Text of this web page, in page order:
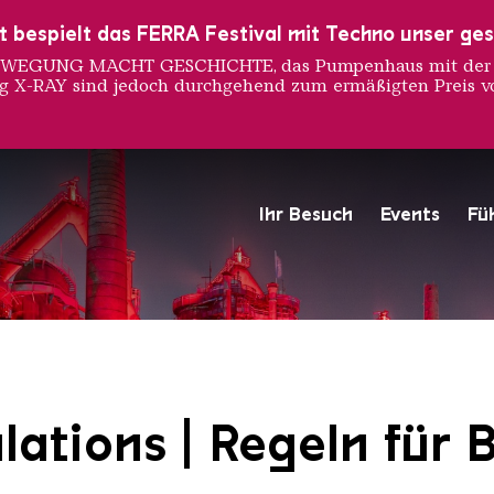
Ihr Besuch Events
Hochofengruppe in Rot
Copyright: Weltkulturerbe
| Regeln für
bespielt das FERRA Festival mit Techno unser
MACHT GESCHICHTE, das Pumpenhaus mit
RAY sind jedoch durchgehend zum ermäßigten Preis